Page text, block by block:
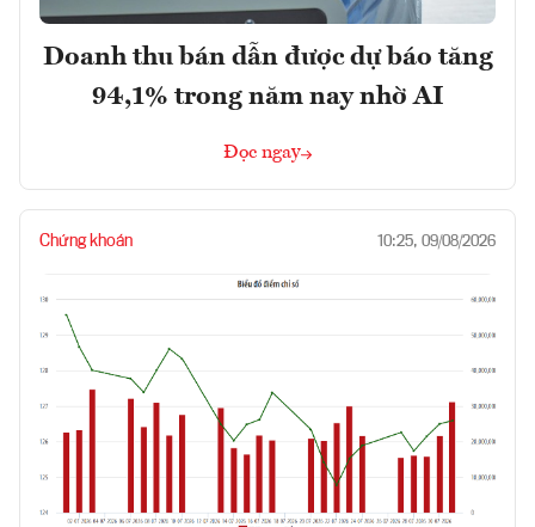
Doanh thu bán dẫn được dự báo tăng
94,1% trong năm nay nhờ AI
Đọc ngay
Chứng khoán 10:25, 09/08/2026